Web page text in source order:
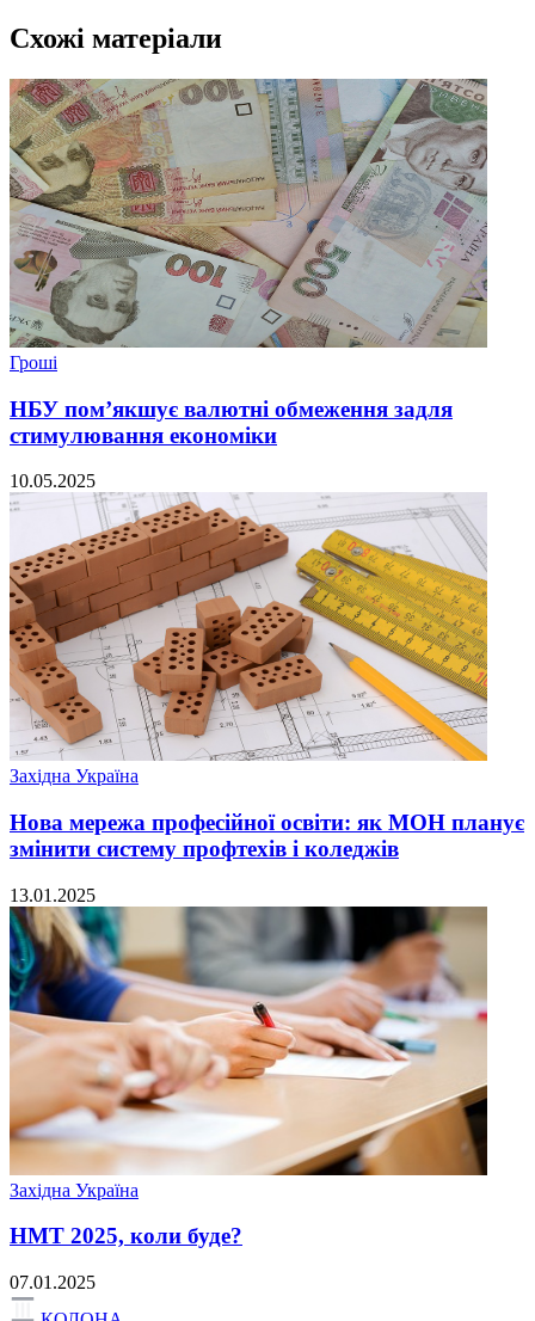
Схожі матеріали
Гроші
НБУ пом’якшує валютні обмеження задля
стимулювання економіки
10.05.2025
Західна Україна
Нова мережа професійної освіти: як МОН планує
змінити систему профтехів і коледжів
13.01.2025
Західна Україна
НМТ 2025, коли буде?
07.01.2025